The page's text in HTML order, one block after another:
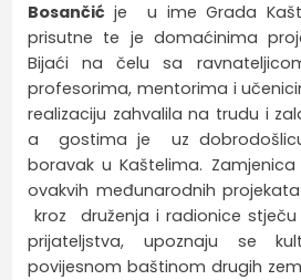
Bosančićje u ime Grada
prisutne te je domaćinima
Bijaći na čelu sa
profesorima, mentorima i
realizaciju zahvalila na trudu i
a gostima je uz
boravak u Kaštelima.
ovakvih međunarodnih
kroz druženja i radionice
prijateljstva, upoznaju se
povijesnom baštinom drugih